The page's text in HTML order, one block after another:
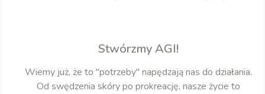
Stwórzmy AGI!
Wiemy już, że to "potrzeby" napędzają nas do działania.
Od swędzenia skóry po prokreację, nasze życie to